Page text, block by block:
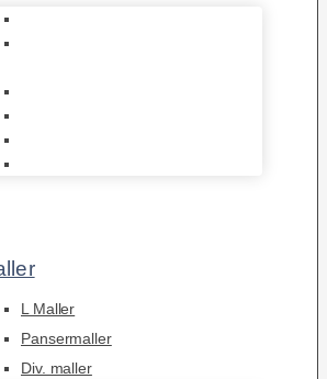
L Maller
Pansermaller
Div. maller